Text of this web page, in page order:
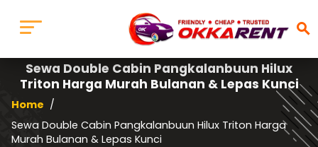
search
Sewa Double Cabin Pangkalanbuun Hilux
Triton Harga Murah Bulanan & Lepas Kunci
Home /
Sewa Double Cabin Pangkalanbuun Hilux Triton Harga
Murah Bulanan & Lepas Kunci